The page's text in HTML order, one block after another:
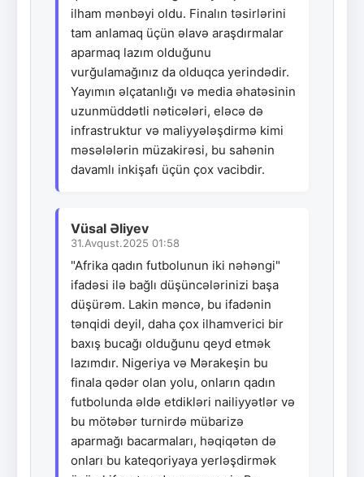
ilham mənbəyi oldu. Finalın təsirlərini
tam anlamaq üçün əlavə araşdırmalar
aparmaq lazım olduğunu
vurğulamağınız da olduqca yerindədir.
Yayımın əlçatanlığı və media əhatəsinin
uzunmüddətli nəticələri, eləcə də
infrastruktur və maliyyələşdirmə kimi
məsələlərin müzakirəsi, bu sahənin
davamlı inkişafı üçün çox vacibdir.
Vüsal Əliyev
31.Avqust.2025 01:58
"Afrika qadın futbolunun iki nəhəngi"
ifadəsi ilə bağlı düşüncələrinizi başa
düşürəm. Lakin məncə, bu ifadənin
tənqidi deyil, daha çox ilhamverici bir
baxış bucağı olduğunu qeyd etmək
lazımdır. Nigeriya və Mərakeşin bu
finala qədər olan yolu, onların qadın
futbolunda əldə etdikləri nailiyyətlər və
bu mötəbər turnirdə mübarizə
aparmağı bacarmaları, həqiqətən də
onları bu kateqoriyaya yerləşdirmək